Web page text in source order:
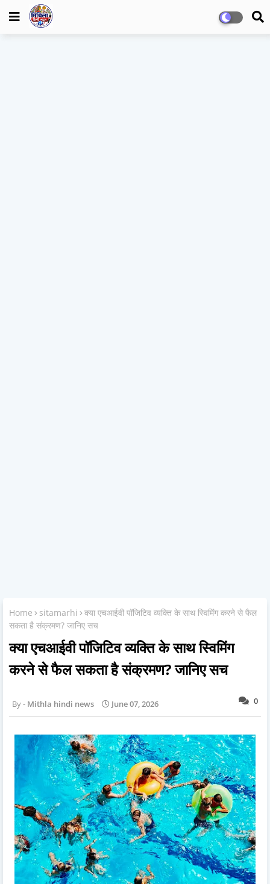
Home sitamarhi
क्या एचआईवी पॉजिटिव व्यक्ति के साथ स्विमिंग करने से फैल
सकता है संक्रमण? जानिए सच
क्या एचआईवी पॉजिटिव व्यक्ति के साथ स्विमिंग
करने से फैल सकता है संक्रमण? जानिए सच
0
Mithla hindi news June 07, 2026